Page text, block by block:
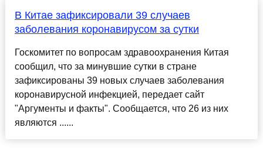
В Китае зафиксировали 39 случаев
заболевания коронавирусом за сутки
Госкомитет по вопросам здравоохранения Китая
сообщил, что за минувшие сутки в стране
зафиксированы 39 новых случаев заболевания
коронавирусной инфекцией, передает сайт
"Аргументы и факты". Сообщается, что 26 из них
являются ......